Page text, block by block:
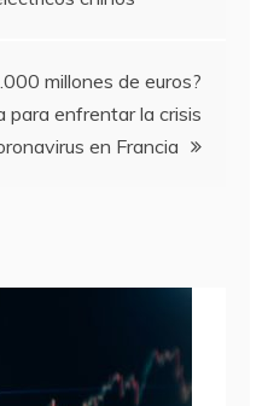
millones de euros?
para enfrentar la crisis
en Francia